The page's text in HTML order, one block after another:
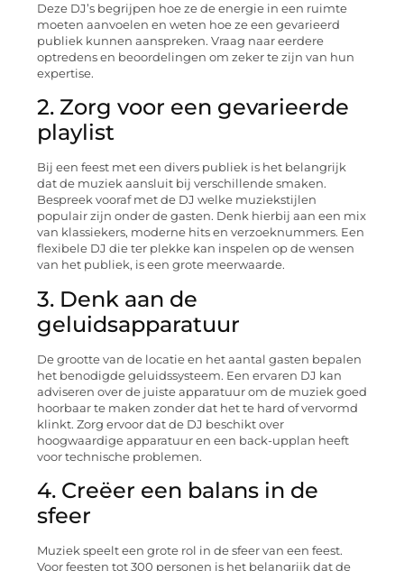
Deze DJ’s begrijpen hoe ze de energie in een ruimte
moeten aanvoelen en weten hoe ze een gevarieerd
publiek kunnen aanspreken. Vraag naar eerdere
optredens en beoordelingen om zeker te zijn van hun
expertise.
2. Zorg voor een gevarieerde
playlist
Bij een feest met een divers publiek is het belangrijk
dat de muziek aansluit bij verschillende smaken.
Bespreek vooraf met de DJ welke muziekstijlen
populair zijn onder de gasten. Denk hierbij aan een mix
van klassiekers, moderne hits en verzoeknummers. Een
flexibele DJ die ter plekke kan inspelen op de wensen
van het publiek, is een grote meerwaarde.
3. Denk aan de
geluidsapparatuur
De grootte van de locatie en het aantal gasten bepalen
het benodigde geluidssysteem. Een ervaren DJ kan
adviseren over de juiste apparatuur om de muziek goed
hoorbaar te maken zonder dat het te hard of vervormd
klinkt. Zorg ervoor dat de DJ beschikt over
hoogwaardige apparatuur en een back-upplan heeft
voor technische problemen.
4. Creëer een balans in de
sfeer
Muziek speelt een grote rol in de sfeer van een feest.
Voor feesten tot 300 personen is het belangrijk dat de